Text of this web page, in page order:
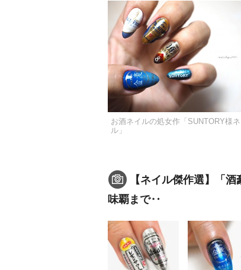
お酒ネイルの処女作「SUNTORY様ネ
ル」
【ネイル傑作選】「
味覇まで‥